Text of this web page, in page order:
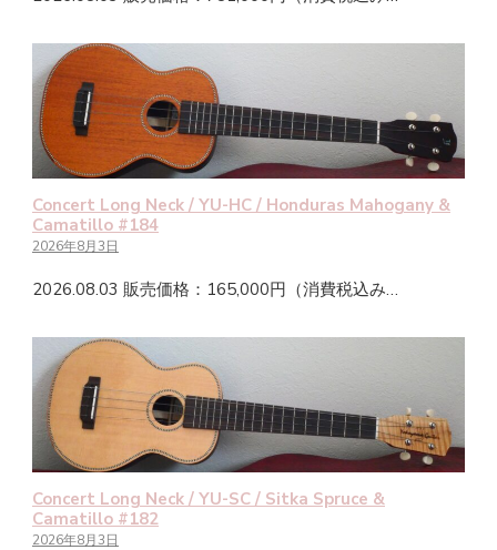
Concert Long Neck / YU-HC / Honduras Mahogany &
Camatillo #184
2026年8月3日
2026.08.03 販売価格：165,000円（消費税込み…
Concert Long Neck / YU-SC / Sitka Spruce &
Camatillo #182
2026年8月3日